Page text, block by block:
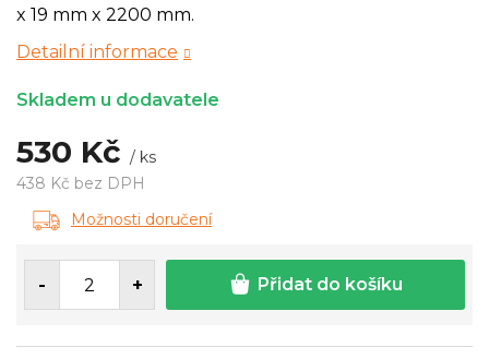
530 Kč / ks
438 Kč bez DPH
Měrná
cena:
Skladem u dodavatele
Možnosti doručení
Přidat do košíku
x 19 mm x 2200 mm.
Detailní informace